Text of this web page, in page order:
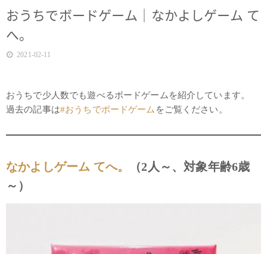
おうちでボードゲーム｜なかよしゲーム て
へ。
2021-02-11
おうちで少人数でも遊べるボードゲームを紹介しています。
過去の記事は#おうちでボードゲーム をご覧ください。
なかよしゲーム てへ。
（2人～、対象年齢6歳
～）